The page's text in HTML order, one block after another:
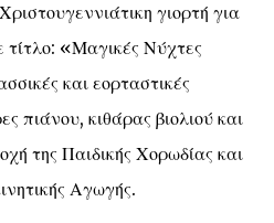
γιορτή για
τίτλο: «Μαγικές Νύχτες
και εορταστικές
πιάνου, κιθάρας βιολιού και
της Παιδικής Χορωδίας και
Αγωγής.